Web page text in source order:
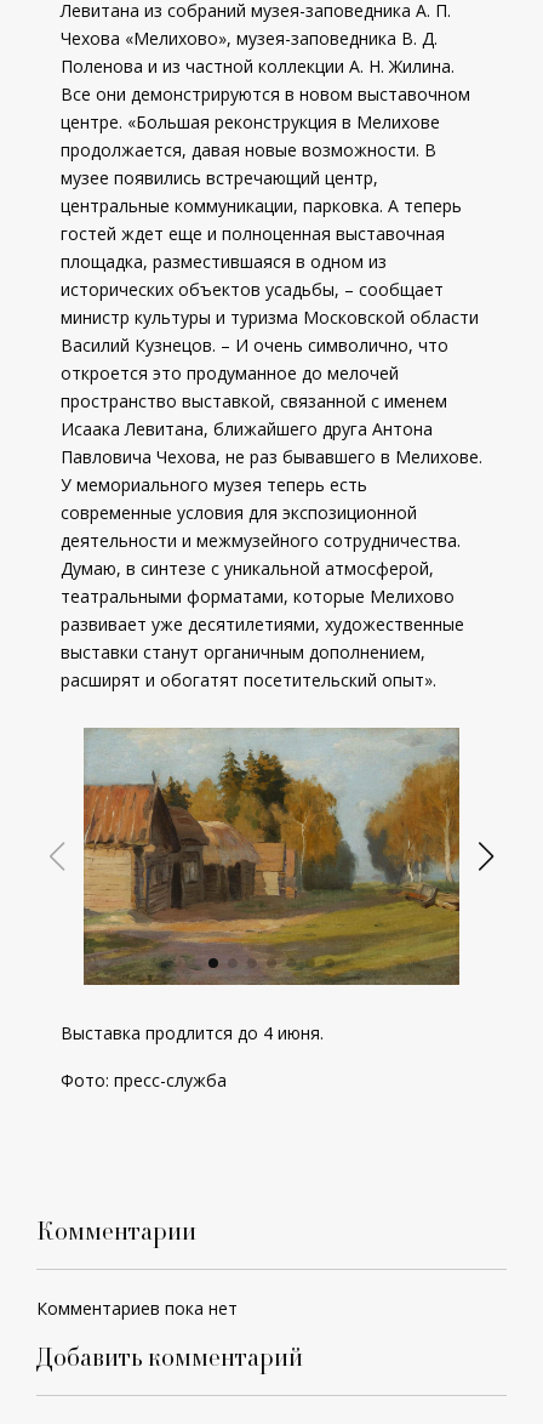
Левитана из собраний музея-заповедника А. П.
Чехова «Мелихово», музея-заповедника В. Д.
Поленова и из частной коллекции А. Н. Жилина.
Все они демонстрируются в новом выставочном
центре. «Большая реконструкция в Мелихове
продолжается, давая новые возможности. В
музее появились встречающий центр,
центральные коммуникации, парковка. А теперь
гостей ждет еще и полноценная выставочная
площадка, разместившаяся в одном из
исторических объектов усадьбы, – сообщает
министр культуры и туризма Московской области
Василий Кузнецов. – И очень символично, что
откроется это продуманное до мелочей
пространство выставкой, связанной с именем
Исаака Левитана, ближайшего друга Антона
Павловича Чехова, не раз бывавшего в Мелихове.
У мемориального музея теперь есть
современные условия для экспозиционной
деятельности и межмузейного сотрудничества.
Думаю, в синтезе с уникальной атмосферой,
театральными форматами, которые Мелихово
развивает уже десятилетиями, художественные
выставки станут органичным дополнением,
расширят и обогатят посетительский опыт».
Выставка продлится до 4 июня.
Фото: пресс-служба
Комментарии
Комментариев пока нет
Добавить комментарий